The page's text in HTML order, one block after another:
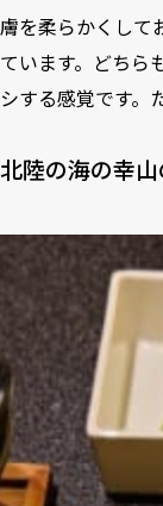
膚を柔らかくして
ています。どちら
シする感覚です。
北陸の海の幸